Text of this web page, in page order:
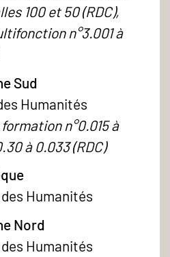
100 et 50 (RDC),
n°3.001 à
Sud
Humanités
n°0.015 à
à 0.033 (RDC)
Humanités
Nord
Humanités